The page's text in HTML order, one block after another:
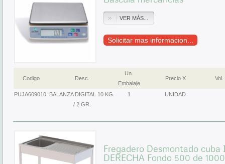
VER MÁS...
Solicitar mas informacion...
Codigo Desc.
Un.
Embalaje
Precio X Vol.
PUJA609010 BALANZA DIGITAL 10 KG.
/ 2 GR.
1 UNIDAD
Fregadero Desmontado cuba
DERECHA Fondo 500 de